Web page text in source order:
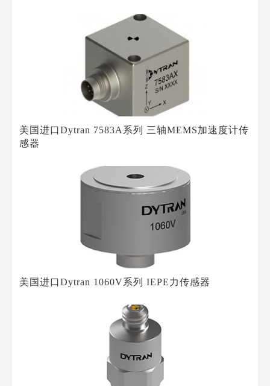
美国进口Dytran 7583A系列 三轴MEMS加速度计传
感器
美国进口Dytran 1060V系列 IEPE力传感器